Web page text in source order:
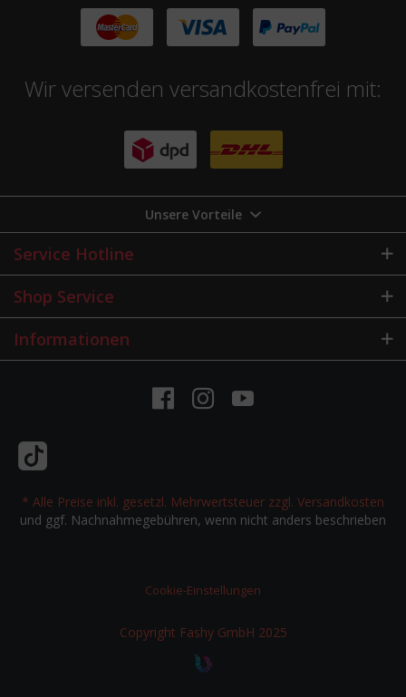
Wir versenden versandkostenfrei mit:
Unsere Vorteile
Service Hotline
Shop Service
Informationen
* Alle Preise inkl. gesetzl. Mehrwertsteuer zzgl. Versandkosten
und ggf. Nachnahmegebühren, wenn nicht anders beschrieben
Cookie-Einstellungen
Copyright Fashy GmbH 2025